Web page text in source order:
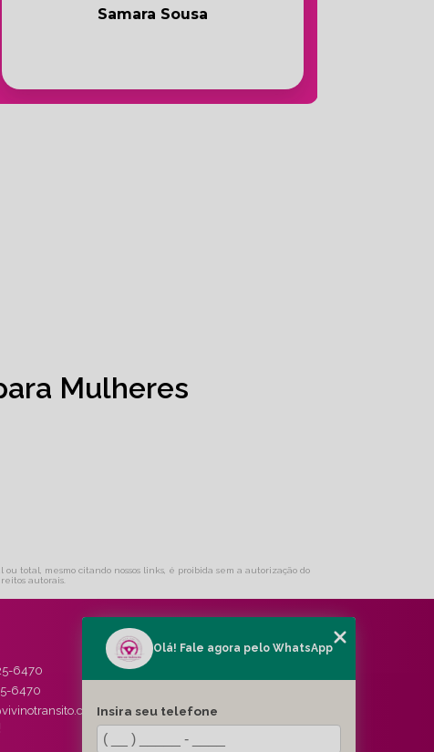
Samara Sousa
Mulheres
total, mesmo citando nossos links, é proibida sem a autorização do
autorais.
6470
6470
MENU
SERVIÇOS
Olá! Fale agora pelo WhatsApp
Insira seu telefone